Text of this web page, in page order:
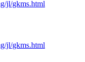
jl/gkms.html
jl/gkms.html